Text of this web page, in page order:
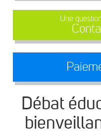
Une
Débat